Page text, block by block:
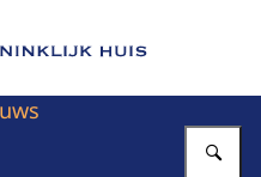
van Het Koninklijk Huis